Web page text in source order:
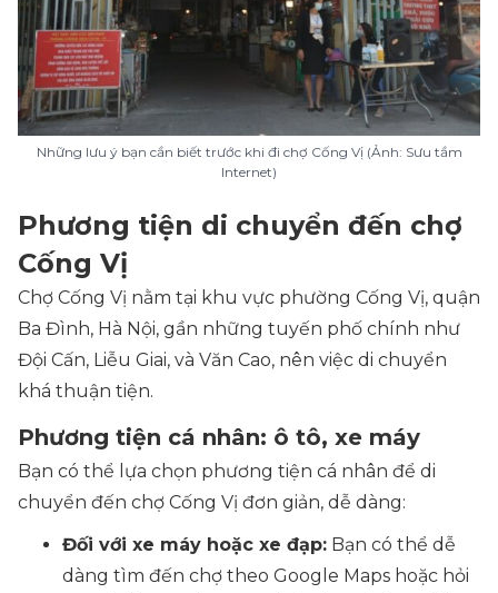
Những lưu ý bạn cần biết trước khi đi chợ Cống Vị (Ảnh: Sưu tầm
Internet)
Phương tiện di chuyển đến chợ
Cống Vị
Chợ Cống Vị nằm tại khu vực phường Cống Vị, quận
Ba Đình, Hà Nội, gần những tuyến phố chính như
Đội Cấn, Liễu Giai, và Văn Cao, nên việc di chuyển
khá thuận tiện.
Phương tiện cá nhân: ô tô, xe máy
Bạn có thể lựa chọn phương tiện cá nhân để di
chuyển đến chợ Cống Vị đơn giản, dễ dàng:
Đối với xe máy hoặc xe đạp: Bạn có thể dễ
dàng tìm đến chợ theo Google Maps hoặc hỏi